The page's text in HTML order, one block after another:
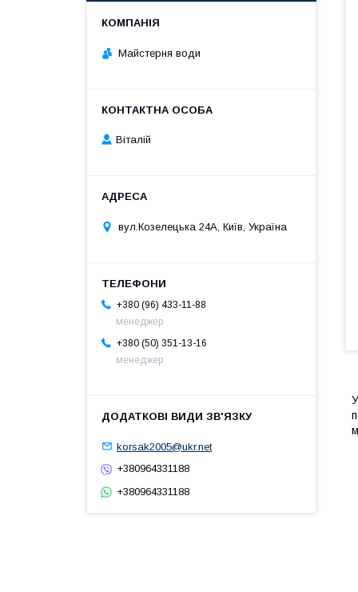
Майстерня води
Віталій
вул.Козелецька 24А, Київ, Україна
+380 (96) 433-11-88
менеджер
+380 (50) 351-13-16
менеджер
korsak2005@ukr.net
+380964331188
+380964331188